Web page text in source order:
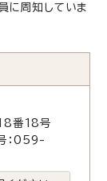
に周知していま
番18号
：059-